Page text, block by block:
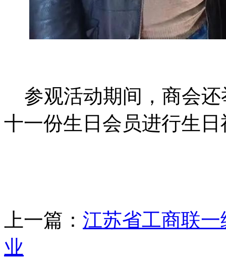
参观活动期间，商会还
十一份生日会员进行生日
上一篇： 江苏省工商联
业